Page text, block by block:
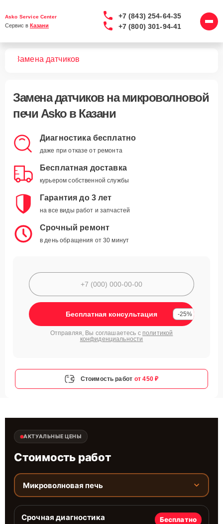
Asko Service Center
Сервис в Казани
+7 (843) 254-64-35
+7 (800) 301-94-41
Замена датчиков
Замена датчиковна микроволновой
печи Asko в Казани
Диагностика бесплатно
даже при отказе от ремонта
Бесплатная доставка
курьером собственной службы
Гарантия до 3 лет
на все виды работ и запчастей
Срочный ремонт
в день обращения от 30 минут
Бесплатная консультация -25%
Отправляя, Вы соглашаетесь с политикой
конфиденциальности
Стоимость работ от 450 ₽
АКТУАЛЬНЫЕ ЦЕНЫ
Стоимость работ
Микроволновая печь
Срочная диагностика Бесплатно